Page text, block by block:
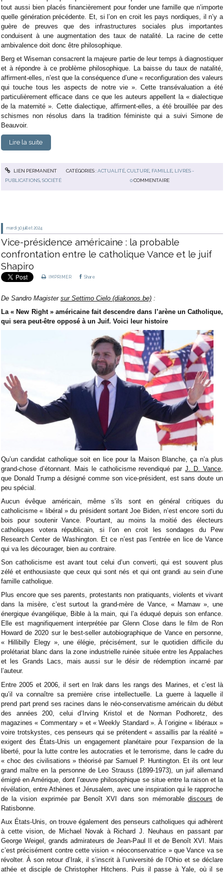
tout aussi bien placés financièrement pour fonder une famille que n’importe
quelle génération précédente. Et, si l’on en croit les pays nordiques, il n’y a
guère de preuves que des infrastructures sociales plus importantes
conduisent à une augmentation des taux de natalité. La racine de cette
ambivalence doit donc être philosophique.
Berg et Wiseman consacrent la majeure partie de leur temps à diagnostiquer
et à répondre à ce problème philosophique. La baisse du taux de natalité,
affirment-elles, n’est que la conséquence d’une « reconfiguration des valeurs
qui touche tous les aspects de notre vie ». Cette transévaluation a été
particulièrement efficace dans ce que les auteurs appellent la « dialectique
de la maternité ». Cette dialectique, affirment-elles, a été brouillée par des
schismes non résolus dans la tradition féministe qui a suivi Simone de
Beauvoir.
Lire la suite
LIEN PERMANENT CATÉGORIES :ACTUALITÉ, CULTURE, FAMILLE, LIVRES -
PUBLICATIONS ,SOCIÉTÉ 0 COMMENTAIRE
mardi 30 juillet 2024
Vice-présidence américaine : la probable
confrontation entre le catholique Vance et le juif
Shapiro
IMPRIMER Share
De Sandro Magister sur Settimo Cielo (diakonos.be) :
La « New Right » américaine fait descendre dans l’arène un Catholique,
qui sera peut-être opposé à un Juif. Voici leur histoire
Qu’un candidat catholique soit en lice pour la Maison Blanche, ça n’a plus
grand-chose d’étonnant. Mais le catholicisme revendiqué parJ. D. Vance,
que Donald Trump a désigné comme son vice-président, est sans doute un
peu spécial.
Aucun évêque américain, même s’ils sont en général critiques du
catholicisme « libéral » du président sortant Joe Biden, n’est encore sorti du
bois pour soutenir Vance. Pourtant, au moins la moitié des électeurs
catholiques votera républicain, si l’on en croit les sondages du Pew
Research Center de Washington. Et ce n’est pas l’entrée en lice de Vance
qui va les décourager, bien au contraire.
Son catholicisme est avant tout celui d’un converti, qui est souvent plus
zélé et enthousiaste que ceux qui sont nés et qui ont grandi au sein d’une
famille catholique.
Plus encore que ses parents, protestants non pratiquants, violents et vivant
dans la misère, c’est surtout la grand-mère de Vance, « Mamaw », une
énergique évangélique, Bible à la main, qui l’a éduqué depuis son enfance.
Elle est magnifiquement interprétée par Glenn Close dans le film de Ron
Howard de 2020 sur le best-seller autobiographique de Vance en personne,
« Hillibilly Elegy », une élégie, précisément, sur le quotidien difficile du
prolétariat blanc dans la zone industrielle ruinée située entre les Appalaches
et les Grands Lacs, mais aussi sur le désir de rédemption incarné par
l’auteur.
Entre 2005 et 2006, il sert en Irak dans les rangs des Marines, et c’est là
qu’il va connaître sa première crise intellectuelle. La guerre à laquelle il
prend part prend ses racines dans le néo-conservatisme américain du début
des années 200, celui d’Irving Kristol et de Norman Podhoretz, des
magazines « Commentary » et « Weekly Standard ». À l’origine « libéraux »
voire trotskystes, ces penseurs qui se prétendent « assaillis par la réalité »
exigent des États-Unis un engagement planétaire pour l’expansion de la
liberté, pour la lutte contre les autocraties et le terrorisme, dans le cadre du
« choc des civilisations » théorisé par Samuel P. Huntington. Et ils ont leur
grand maître en la personne de Leo Strauss (1899-1973), un juif allemand
émigré en Amérique, dont l’œuvre philosophique se situe entre la raison et la
révélation, entre Athènes et Jérusalem, avec une inspiration qui le rapproche
de la vision exprimée par Benoît XVI dans son mémorable discours de
Ratisbonne.
Aux États-Unis, on trouve également des penseurs catholiques qui adhèrent
à cette vision, de Michael Novak à Richard J. Neuhaus en passant par
George Weigel, grands admirateurs de Jean-Paul II et de Benoît XVI. Mais
c’est précisément contre cette vision « néoconservatrice » que Vance va se
révolter. À son retour d’Irak, il s’inscrit à l’université de l’Ohio et se déclare
athée et disciple de Christopher Hitchens. Puis il passe à Yale, où il se